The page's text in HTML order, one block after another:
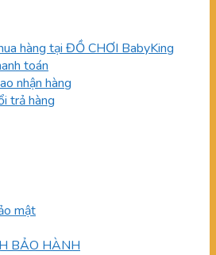
hàng tại ĐỒ CHƠI BabyKing
toán
nhận hàng
trả hàng
mật
BẢO HÀNH